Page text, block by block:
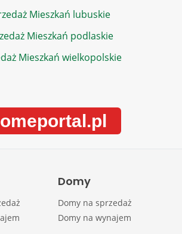
Mieszkań lubuskie
Mieszkań podlaskie
Mieszkań wielkopolskie
Domy
Domy na sprzedaż
Domy na wynajem